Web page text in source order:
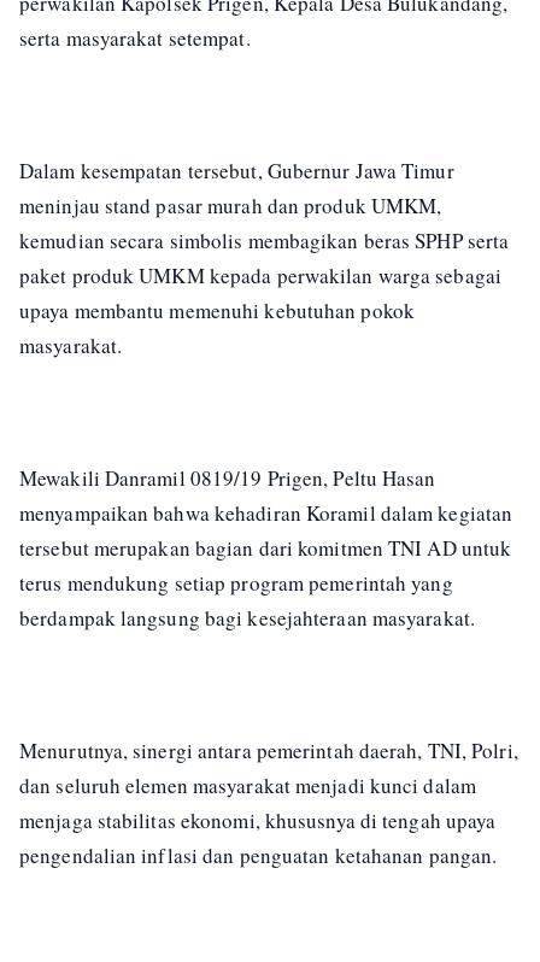
serta masyarakat setempat.
Dalam kesempatan tersebut, Gubernur Jawa Timur
meninjau stand pasar murah dan produk UMKM,
kemudian secara simbolis membagikan beras SPHP serta
paket produk UMKM kepada perwakilan warga sebagai
upaya membantu memenuhi kebutuhan pokok
masyarakat.
Mewakili Danramil 0819/19 Prigen, Peltu Hasan
menyampaikan bahwa kehadiran Koramil dalam kegiatan
tersebut merupakan bagian dari komitmen TNI AD untuk
terus mendukung setiap program pemerintah yang
berdampak langsung bagi kesejahteraan masyarakat.
Menurutnya, sinergi antara pemerintah daerah, TNI, Polri,
dan seluruh elemen masyarakat menjadi kunci dalam
menjaga stabilitas ekonomi, khususnya di tengah upaya
pengendalian inflasi dan penguatan ketahanan pangan.